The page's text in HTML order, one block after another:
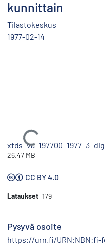
kunnittain
Tilastokeskus
1977-02-14
Ladataan...
26.47 MB
CC BY 4.0
Lataukset 179
Pysyvä osoite
https://urn.fi/URN:NBN:fi-